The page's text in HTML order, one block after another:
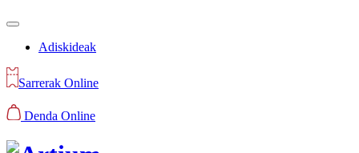
Adiskideak
Sarrerak Online
Denda Online